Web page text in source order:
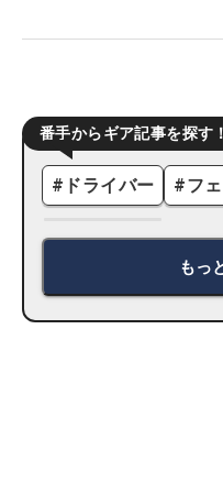
番手からギア記事を探す！
# ドライバー #フ
もっ